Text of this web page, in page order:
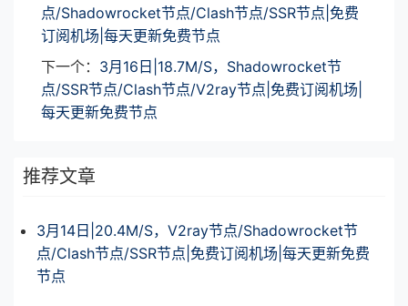
点/Shadowrocket节点/Clash节点/SSR节点|免费
订阅机场|每天更新免费节点
下一个： 3月16日|18.7M/S，Shadowrocket节
点/SSR节点/Clash节点/V2ray节点|免费订阅机场|
每天更新免费节点
推荐文章
3月14日|20.4M/S，V2ray节点/Shadowrocket节
点/Clash节点/SSR节点|免费订阅机场|每天更新免费
节点